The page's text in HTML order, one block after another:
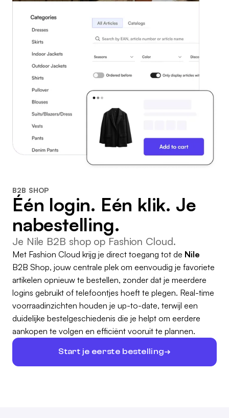
B2B SHOP
Één login. Eén klik. Je
nabestelling.
Je Nile B2B shop op Fashion Cloud.
Met Fashion Cloud krijg je direct toegang tot de Nile
B2B Shop, jouw centrale plek om eenvoudig je favoriete
artikelen opnieuw te bestellen, zonder dat je meerdere
logins gebruikt of telefoontjes hoeft te plegen. Real-time
voorraadinzichten houden je up-to-date, terwijl een
duidelijke bestelgeschiedenis die je helpt om eerdere
aankopen te volgen en efficiënt vooruit te plannen.
Start je eerste bestelling